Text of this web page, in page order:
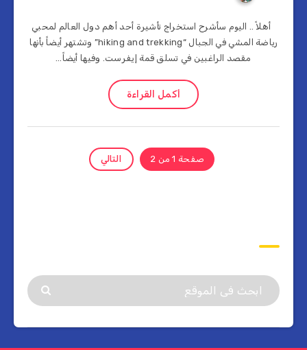
أهلاً .. اليوم سأشرح استخراج تأشيرة أحد أهم دول العالم لمحبي
رياضة المشي في الجبال “hiking and trekking” وتشتهر أيضاً بأنها
مقصد الراغبين في تسلق قمة إيفرست. وفيها أيضاً…
أكمل القراءة
صفحة 1 من 2 التالي